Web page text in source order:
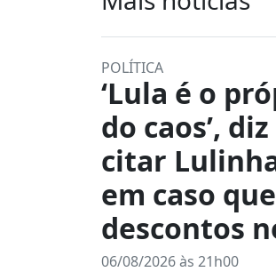
POLÍTICA
‘Lula é o
do caos’,
citar
em caso
descontos
06/08/2026 às 21h00